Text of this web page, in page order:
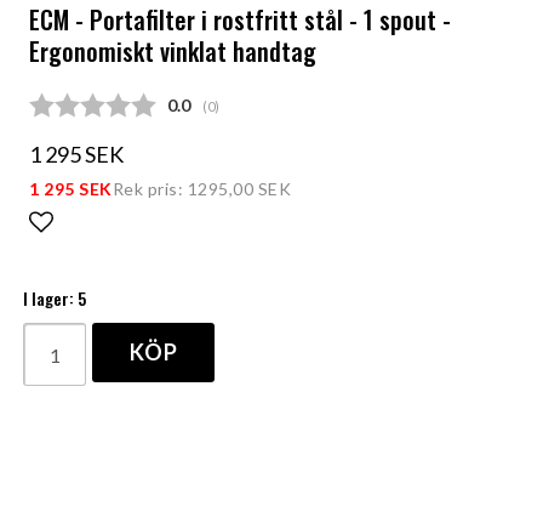
ECM - Portafilter i rostfritt stål - 1 spout -
Ergonomiskt vinklat handtag
Snittbetyg:
0.0 (röster:
0)
1 295 SEK
1 295 SEKRek pris: 1295,00 SEK
I lager: 5
KÖP